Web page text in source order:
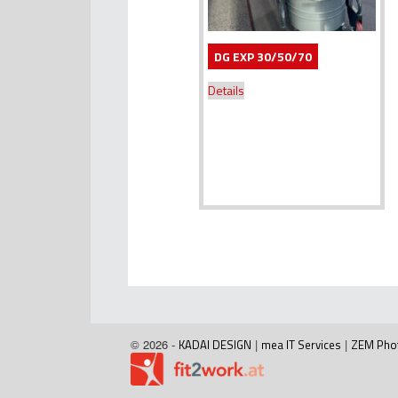
DG EXP 30/50/70
Details
© 2026 - KADAI DESIGN | mea IT Services | ZEM